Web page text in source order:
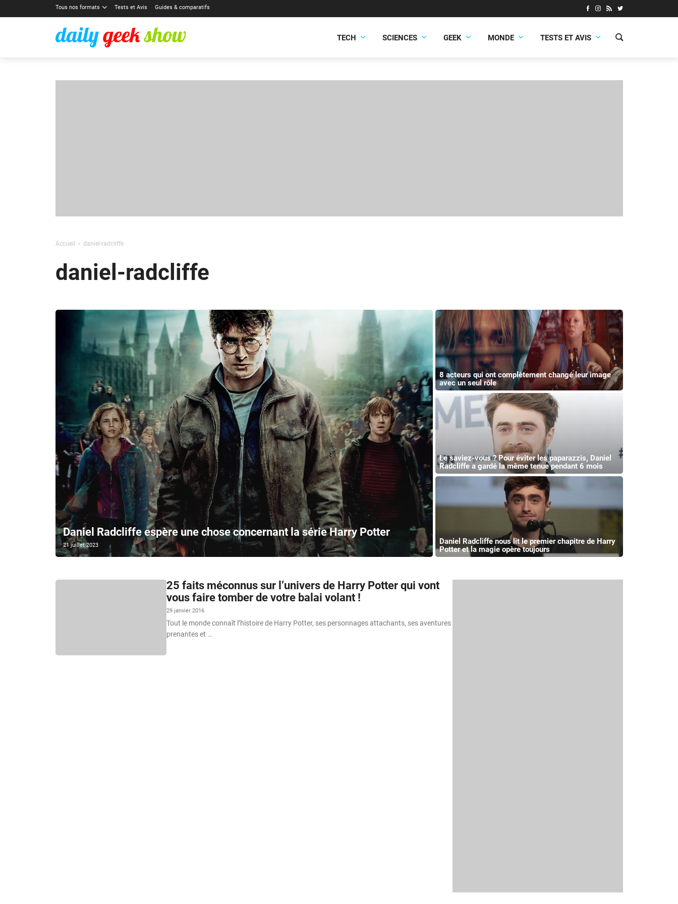
Tous nos formats Tests et Avis Guides & comparatifs
TECH SCIENCES GEEK MONDE TESTS ET AVIS
Accueil daniel-radcliffe
daniel-radcliffe
Daniel Radcliffe espère une chose concernant la série Harry Potter
21 juillet 2023
8 acteurs qui ont complètement changé leur image
avec un seul rôle
Le saviez-vous ? Pour éviter les paparazzis, Daniel
Radcliffe a gardé la même tenue pendant 6 mois
Daniel Radcliffe nous lit le premier chapitre de Harry
Potter et la magie opère toujours
25 faits méconnus sur l’univers de Harry Potter qui vont
vous faire tomber de votre balai volant !
29 janvier 2016
Tout le monde connaît l’histoire de Harry Potter, ses personnages attachants, ses aventures
prenantes et …